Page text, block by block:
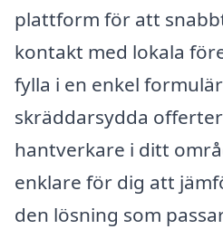
plattform för att
kontakt med lokala
fylla i en enkel
skräddarsydda
hantverkare i ditt
enklare för dig att
den lösning som